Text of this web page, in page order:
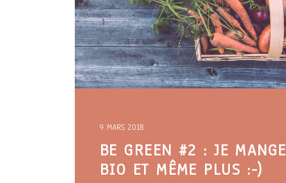
9 MARS 2018
BE GREEN #2 : JE MANGE
BIO ET MÊME PLUS :-)